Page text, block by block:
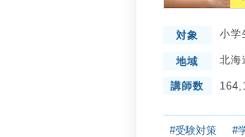
対象 小学
地域 北海
講師数
#受験対策 #